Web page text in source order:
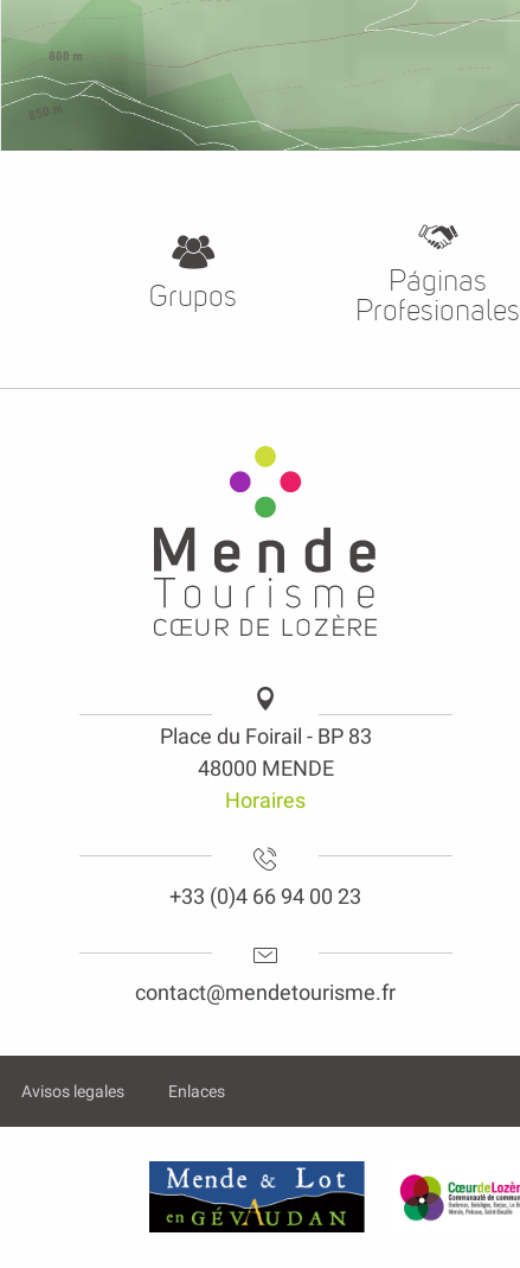
Grupos
Páginas
Profesionales
Place du Foirail - BP 83
48000 MENDE
Horaires
+33 (0)4 66 94 00 23
contact@mendetourisme.fr
Avisos legales Enlaces